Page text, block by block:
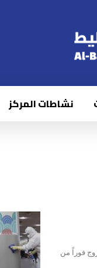
نشاطات المركز
فوراً من